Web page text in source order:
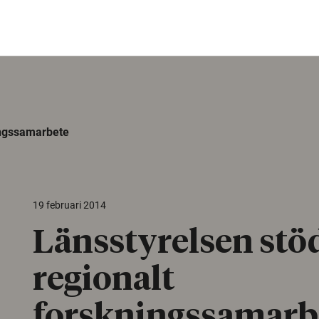
19 februari 2014
Länsstyrelsen
regionalt